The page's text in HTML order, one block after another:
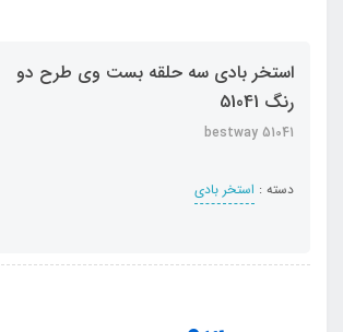
استخر بادی سه حلقه بست وی طرح دو
رنگ 51041
bestway 51041
دسته : استخر بادی